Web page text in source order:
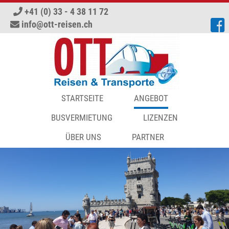
+41 (0) 33 - 4 38 11 72
info
ott-reisen.ch
STARTSEITE ANGEBOT
ADVENT UND
BADEFERIEN
MESSEN
SPORTREISEN
TAGESFAHRTEN
AKTUELLER KATALOG
BUSVERMIETUNG
LIZENZEN
ÜBER UNS
AKTUELLE JOBANGEBOTE
PARTNER